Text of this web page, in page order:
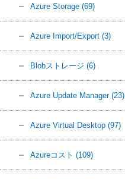
Azure Storage (69)
Azure Import/Export (3)
Blobストレージ (6)
Azure Update Manager (23)
Azure Virtual Desktop (97)
Azureコスト (109)